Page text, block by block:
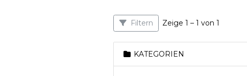
Filtern Zeige 1 – 1 von 1
KATEGORIEN